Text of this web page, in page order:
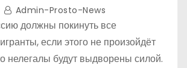
Admin-Prosto-News
должны покинуть все
если этого не произойдёт
нелегалы будут выдворены силой.